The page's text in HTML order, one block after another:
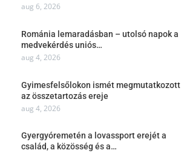
aug 6, 2026
Románia lemaradásban – utolsó napok a
medvekérdés uniós…
aug 4, 2026
Gyimesfelsőlokon ismét megmutatkozott
az összetartozás ereje
aug 4, 2026
Gyergyóremetén a lovassport erejét a
család, a közösség és a…